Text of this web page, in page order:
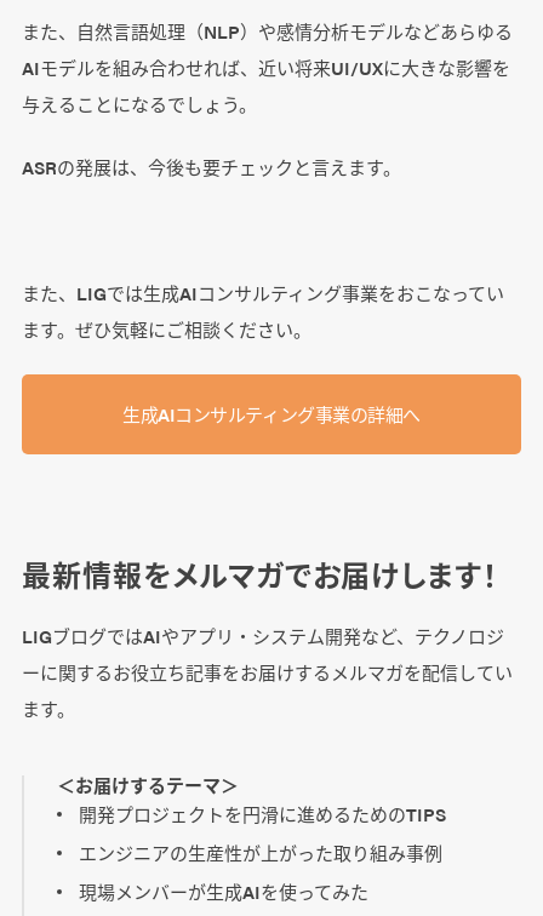
また、自然言語処理（NLP）や感情分析モデルなどあらゆる
AIモデルを組み合わせれば、近い将来UI/UXに大きな影響を
与えることになるでしょう。
ASRの発展は、今後も要チェックと言えます。
また、LIGでは生成AIコンサルティング事業をおこなってい
ます。ぜひ気軽にご相談ください。
生成AIコンサルティング事業の詳細へ
最新情報をメルマガでお届けします！
LIGブログではAIやアプリ・システム開発など、テクノロジ
ーに関するお役立ち記事をお届けするメルマガを配信してい
ます。
＜お届けするテーマ＞
開発プロジェクトを円滑に進めるためのTIPS
エンジニアの生産性が上がった取り組み事例
現場メンバーが生成AIを使ってみた